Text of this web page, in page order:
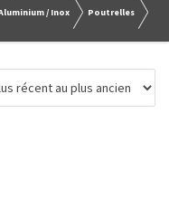
/ Inox
Poutrelles